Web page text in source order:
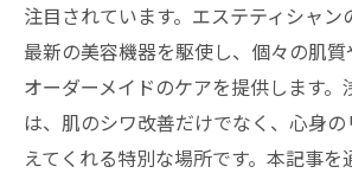
注目されています。エステティシャン
最新の美容機器を駆使し、個々の肌
オーダーメイドのケアを提供します。
は、肌のシワ改善だけでなく、心身
えてくれる特別な場所です。本記事を